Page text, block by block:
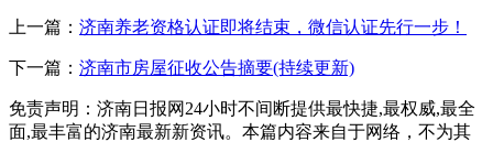
上一篇： 济南养老资格认证即将结束，微信认证先行一步！
下一篇： 济南市房屋征收公告摘要(持续更新)
免责声明：济南日报网24小时不间断提供最快捷,最权威,最全
面,最丰富的济南最新新资讯。本篇内容来自于网络，不为其